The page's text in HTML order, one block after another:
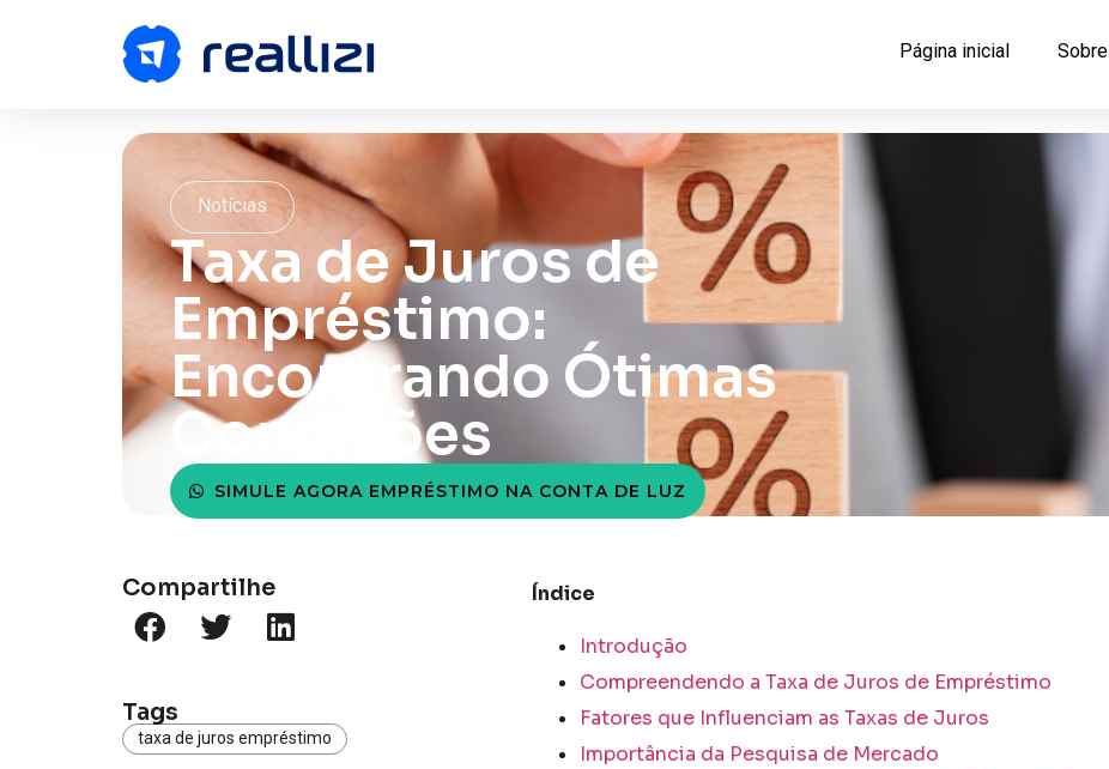
Página inicial Sobre
Notícias
Taxa de Juros de
Empréstimo:
Encontrando Ótimas
Condições
SIMULE AGORA EMPRÉSTIMO NA CONTA DE LUZ
Compartilhe
Tags
taxa de juros empréstimo
Índice
Introdução
Compreendendo a Taxa de Juros de Empréstimo
Fatores que Influenciam as Taxas de Juros
Importância da Pesquisa de Mercado